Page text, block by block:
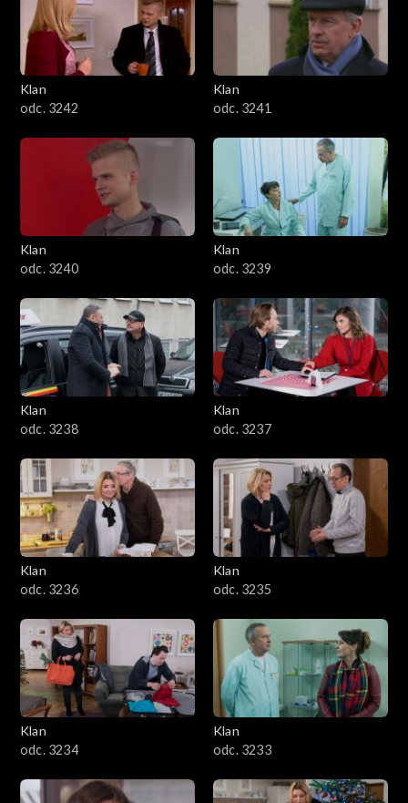
Klan
odc. 3242
Klan
odc. 3241
Klan
odc. 3240
Klan
odc. 3239
Klan
odc. 3238
Klan
odc. 3237
Klan
odc. 3236
Klan
odc. 3235
Klan
odc. 3234
Klan
odc. 3233